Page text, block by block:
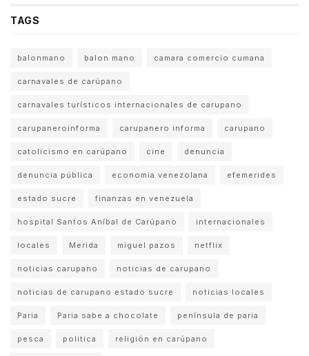
TAGS
balonmano balon mano camara comercio cumana
carnavales de carúpano
carnavales turísticos internacionales de carupano
carupaneroinforma carupanero informa carupano
catolicismo en carúpano cine denuncia
denuncia pública economia venezolana efemerides
estado sucre finanzas en venezuela
hospital Santos Aníbal de Carúpano internacionales
locales Merida miguel pazos netflix
noticias carupano noticias de carupano
noticias de carupano estado sucre noticias locales
Paria Paria sabe a chocolate península de paria
pesca politica religión en carúpano